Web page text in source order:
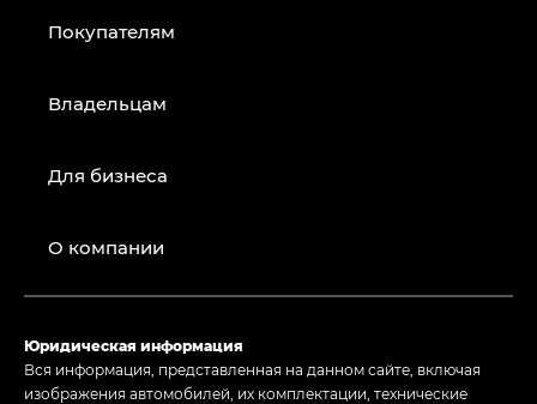
Покупателям
Владельцам
Для бизнеса
О компании
Юридическая информация
Вся информация, представленная на данном сайте, включая
изображения автомобилей, их комплектации, технические